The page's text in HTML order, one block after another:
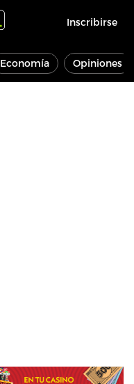
Inscribirse
Economía Opiniones